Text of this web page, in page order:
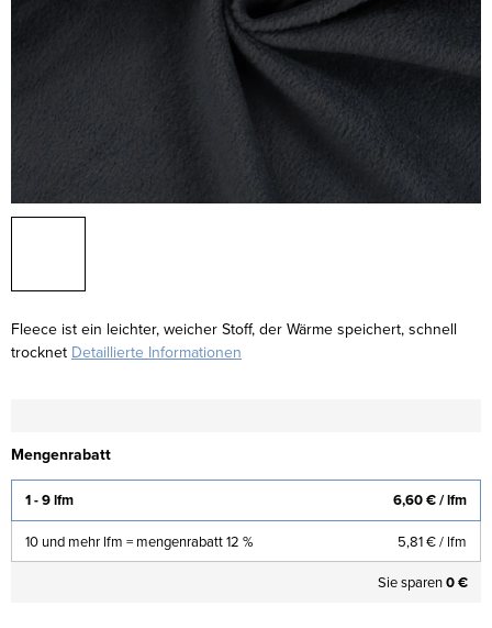
Fleece ist ein leichter, weicher Stoff, der Wärme speichert, schnell
trocknet Detaillierte Informationen
Mengenrabatt
1 - 9 lfm 6,60 €/ lfm
10 und mehr lfm = mengenrabatt 12 % 5,81 €/ lfm
Sie sparen0 €